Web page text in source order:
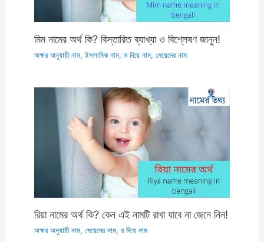
মিম নামের অর্থ কি? বিস্তারিত ব্যাখ্যা ও বিশ্লেষণ জানুন!
অক্ষর অনুযায়ী নাম,ইসলামিক নাম,ম দিয়ে নাম,মেয়েদের নাম
রিয়া নামের অর্থ কি? কেন এই নামটি রাখা যাবে না জেনে নিন!
অক্ষর অনুযায়ী নাম,মেয়েদের নাম,র দিয়ে নাম